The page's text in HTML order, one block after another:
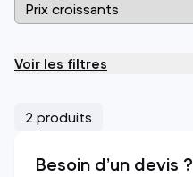
Voir les filtres
2 produits
Besoin d’un devis